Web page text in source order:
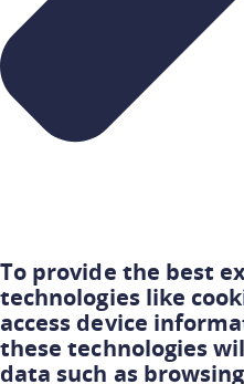
To provide the best
technologies like
access device
these technologies
data such as